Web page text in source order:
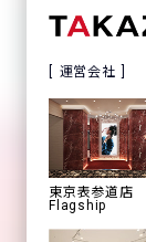
運営会社
東京表参道店
Flagship